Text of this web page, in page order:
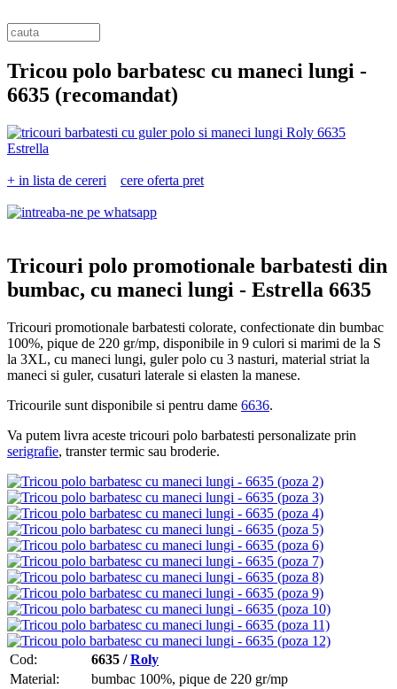
Tricou polo barbatesc cu maneci lungi -
6635 (recomandat)
+ in lista de cereri cere oferta pret
Tricouri polo promotionale barbatesti din
bumbac, cu maneci lungi - Estrella 6635
Tricouri promotionale barbatesti colorate, confectionate din bumbac
100%, pique de 220 gr/mp, disponibile in 9 culori si marimi de la S
la 3XL, cu maneci lungi, guler polo cu 3 nasturi, material striat la
maneci si guler, cusaturi laterale si elasten la manese.
Tricourile sunt disponibile si pentru dame 6636.
Va putem livra aceste tricouri polo barbatesti personalizate prin
serigrafie, transter termic sau broderie.
Cod: 6635 /Roly
Material:
bumbac 100%, pique de 220 gr/mp